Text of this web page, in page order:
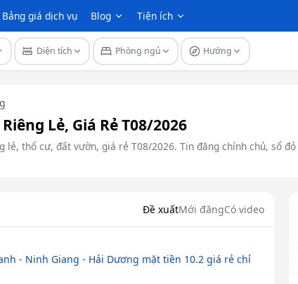
Bảng giá dịch vụ Blog Tiện ích
Diện tích Phòng ngủ Hướng
Lẻ, Giá Rẻ T08/2026
lẻ, thổ cư, đất vườn, giá rẻ T08/2026. Tin đăng chính chủ, sổ
Đề xuấtMới đăngCó video
- Ninh Giang - Hải Dương mặt tiền 10.2 giá rẻ chỉ